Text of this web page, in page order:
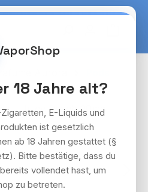
18 Jahre alt?
E-Liquids und
ist gesetzlich
ab 18 Jahren gestattet (§
Bitte bestätige, dass du
vollendet hast, um
zu betreten.